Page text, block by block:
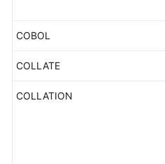
COBOL
COLLATE
COLLATION